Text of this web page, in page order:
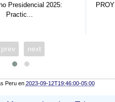
Presidencial 2025:
Practic...
prev next
Peru en 2023-09-12T19:46:00-05:00